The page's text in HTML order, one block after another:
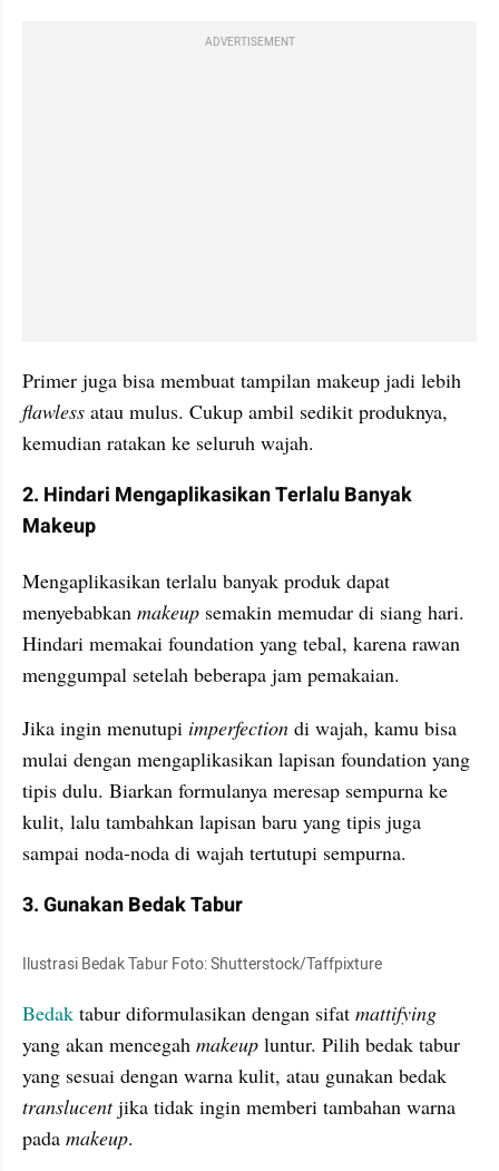
ADVERTISEMENT
flawless atau mulus. Cukup ambil sedikit produknya,
kemudian ratakan ke seluruh wajah.
2. Hindari Mengaplikasikan Terlalu Banyak
Makeup
Mengaplikasikan terlalu banyak produk dapat
menyebabkan makeup semakin memudar di siang hari.
Hindari memakai foundation yang tebal, karena rawan
menggumpal setelah beberapa jam pemakaian.
Jika ingin menutupi imperfection di wajah, kamu bisa
mulai dengan mengaplikasikan lapisan foundation yang
tipis dulu. Biarkan formulanya meresap sempurna ke
kulit, lalu tambahkan lapisan baru yang tipis juga
sampai noda-noda di wajah tertutupi sempurna.
3. Gunakan Bedak Tabur
Ilustrasi Bedak Tabur Foto: Shutterstock/Taffpixture
Bedak tabur diformulasikan dengan sifat mattifying
yang akan mencegah makeup luntur. Pilih bedak tabur
translucent jika tidak ingin memberi tambahan warna
pada makeup.